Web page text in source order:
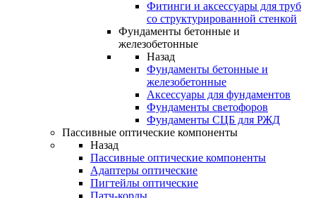
Фитинги и аксессуары для труб
со структурированной стенкой
Фундаменты бетонные и
железобетонные
Назад
Фундаменты бетонные и
железобетонные
Аксессуары для фундаментов
Фундаменты светофоров
Фундаменты СЦБ для РЖД
Пассивные оптические компоненты
Назад
Пассивные оптические компоненты
Адаптеры оптические
Пигтейлы оптические
Патч-корды